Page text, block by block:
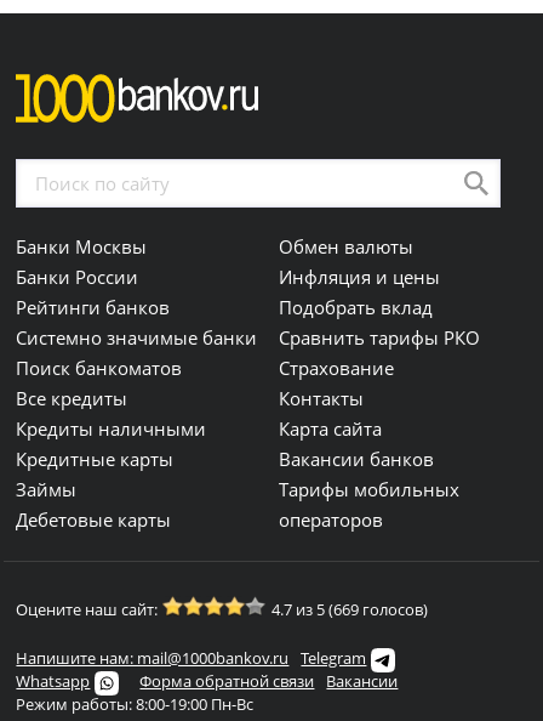
Банки Москвы
Банки России
Рейтинги банков
Системно значимые банки
Поиск банкоматов
Все кредиты
Кредиты наличными
Кредитные карты
Займы
Дебетовые карты
Обмен валюты
Инфляция и цены
Подобрать вклад
Сравнить тарифы РКО
Страхование
Контакты
Карта сайта
Вакансии банков
Тарифы мобильных
операторов
Оцените наш сайт: 4.7 из 5 (669 голосов)
Напишите нам: mail@1000bankov.ru
Telegram
Whatsapp
Форма обратной связи
Вакансии
Режим работы: 8:00-19:00 Пн-Вс